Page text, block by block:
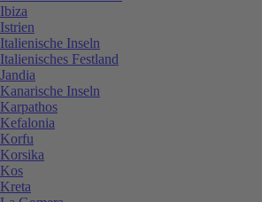
Ibiza
Istrien
Italienische Inseln
Italienisches Festland
Jandia
Kanarische Inseln
Karpathos
Kefalonia
Korfu
Korsika
Kos
Kreta